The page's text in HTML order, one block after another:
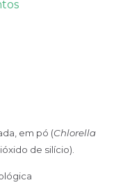
em pó (Chlorella
de silício).